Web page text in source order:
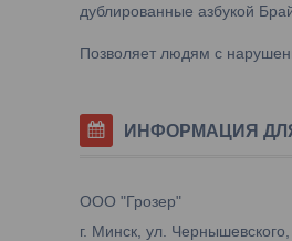
дублированные азбукой
Позволяет людям с
ИНФОРМАЦИЯ
ООО "Грозер"
г. Минск, ул.